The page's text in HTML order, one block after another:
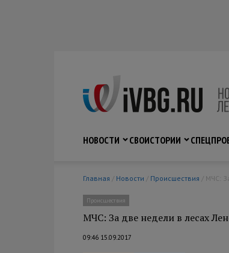
НОВОСТИ
СВОИСТОРИИ
Главная / Новости / Происшествия / МЧС:
Происшествия
МЧС: За две недели в лесах
09:46 15.09.2017